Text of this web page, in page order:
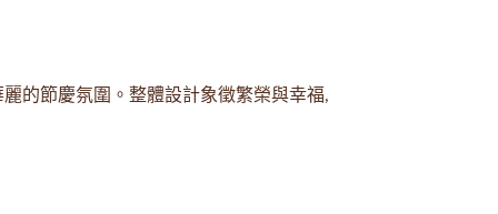
的節慶氛圍。整體設計象徵繁榮與幸福,